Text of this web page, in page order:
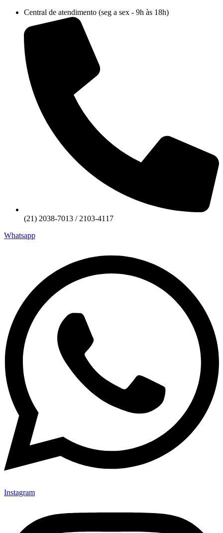
conteúdo
Central de atendimento (seg a sex - 9h às 18h)
(21) 2038-7013 / 2103-4117
Whatsapp
Instagram